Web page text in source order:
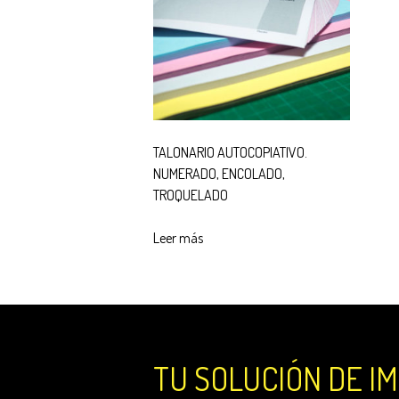
TALONARIO AUTOCOPIATIVO.
NUMERADO, ENCOLADO,
TROQUELADO
Leer más
TU SOLUCIÓN DE